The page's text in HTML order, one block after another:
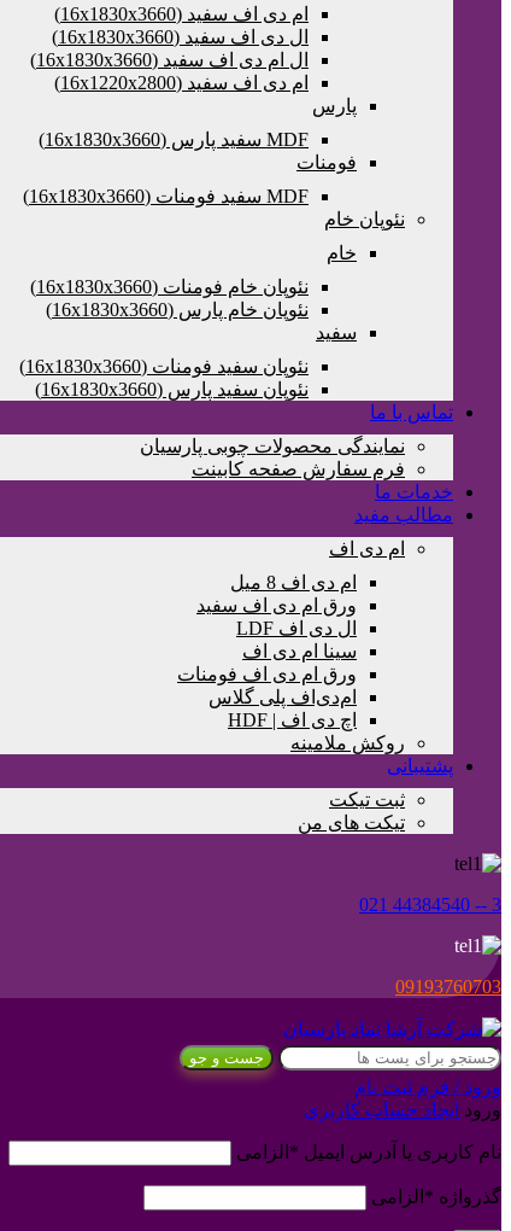
ام دی اف سفید (16x1830x3660)
ال دی اف سفید (16x1830x3660)
ال ام دی اف سفید (16x1830x3660)
ام دی اف سفید (16x1220x2800)
پارس
MDF سفید پارس (16x1830x3660)
فومنات
MDF سفید فومنات (16x1830x3660)
نئوپان خام
خام
نئوپان خام فومنات (16x1830x3660)
نئوپان خام پارس (16x1830x3660)
سفید
نئوپان سفید فومنات (16x1830x3660)
نئوپان سفید پارس (16x1830x3660)
تماس با ما
نمایندگی محصولات چوبی پارسیان
فرم سفارش صفحه کابینت
خدمات ما
مطالب مفید
ام دی اف
ام دی اف 8 میل
ورق ام دی اف سفید
ال دی اف LDF
سینا ام دی اف
ورق ام دی اف فومنات
ام‌دی‌اف پلی گلاس
اچ دی اف | HDF
روکش ملامینه
پشتیبانی
ثبت تیکت
تیکت های من
3 -- 44384540 021
09193760703
جست و جو
ورود / فرم ثبت نام
ورود ایجاد حساب کاربری
نام کاربری یا آدرس ایمیل * الزامی
گذرواژه * الزامی